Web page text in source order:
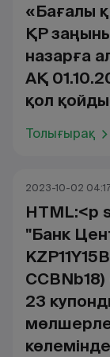
«Бағалы
ҚР
назарға
АҚ
қол
Толығырақ
2023-10-02
HTML:<p
"Банк
23